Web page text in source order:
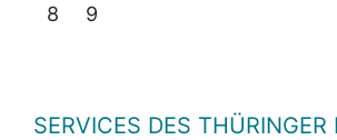
8 9
SERVICES DES THÜRINGER